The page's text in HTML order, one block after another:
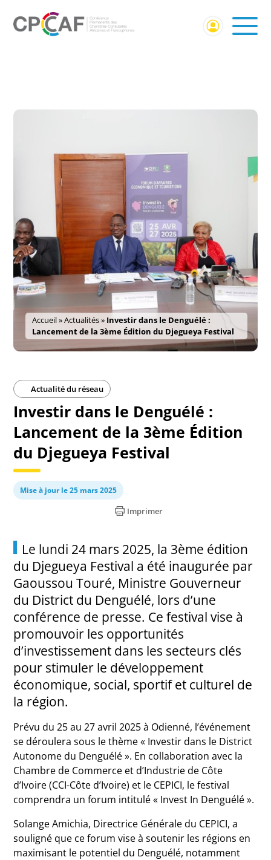
Accueil»Actualités» Investir dans le Denguélé :
Lancement de la 3ème Édition du Djegueya Festival
Actualité du réseau
Investir dans le Denguélé :
Lancement de la 3ème Édition
du Djegueya Festival
Mise à jour le 25 mars 2025
Imprimer
Le lundi 24 mars 2025, la 3ème édition
du Djegueya Festival a été inaugurée par
Gaoussou Touré, Ministre Gouverneur
du District du Denguélé, lors d’une
conférence de presse. Ce festival vise à
promouvoir les opportunités
d’investissement dans les secteurs clés
pour stimuler le développement
économique, social, sportif et culturel de
la région.
Prévu du 25 au 27 avril 2025 à Odienné, l’événement
se déroulera sous le thème « Investir dans le District
Autonome du Denguélé ». En collaboration avec la
Chambre de Commerce et d’Industrie de Côte
d’Ivoire (CCI-Côte d’Ivoire) et le CEPICI, le festival
comprendra un forum intitulé « Invest In Denguélé ».
Solange Amichia, Directrice Générale du CEPICI, a
souligné que ce forum vise à soutenir les régions en
maximisant le potentiel du Denguélé, notamment